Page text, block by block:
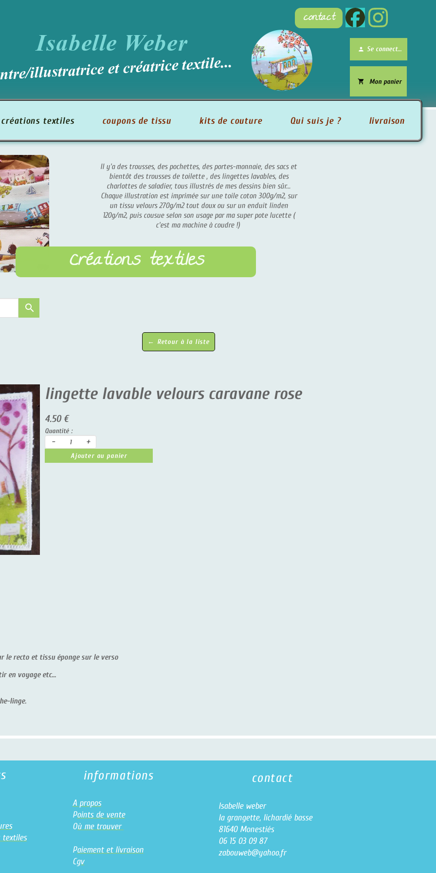
textiles coupons de tissu kits de couture Qui suis je ? livraison
et créatrice textile...
informations
A propos
oints de vente
ù me trouver
aiement et livraison
contact
Isabelle weber
la grangette, lichardié basse
81640 Monestiés
06 15 03 09 87
zabouweb@yahoo.fr
contact
brightness_1 Se connecter
Mon panier
Isabelle Weber
Il y'a des trousses, des pochettes, des portes-monnaie, des sacs et
bientôt des trousses de toilette , des lingettes lavables, des
charlottes de saladier, tous illustrés de mes dessins bien sûr...
Chaque illustration est imprimée sur une toile coton 300g/m2, sur
un tissu velours 270g/m2 tout doux ou sur un enduit linden
120g/m2, puis cousue selon son usage par ma super pote lucette (
c'est ma machine à coudre !)
Créations textiles
← Retour à la liste
lingette lavable velours caravane rose
4.50 €
Quantité :
-
Ajouter au panier
tissu éponge sur le verso
etc...